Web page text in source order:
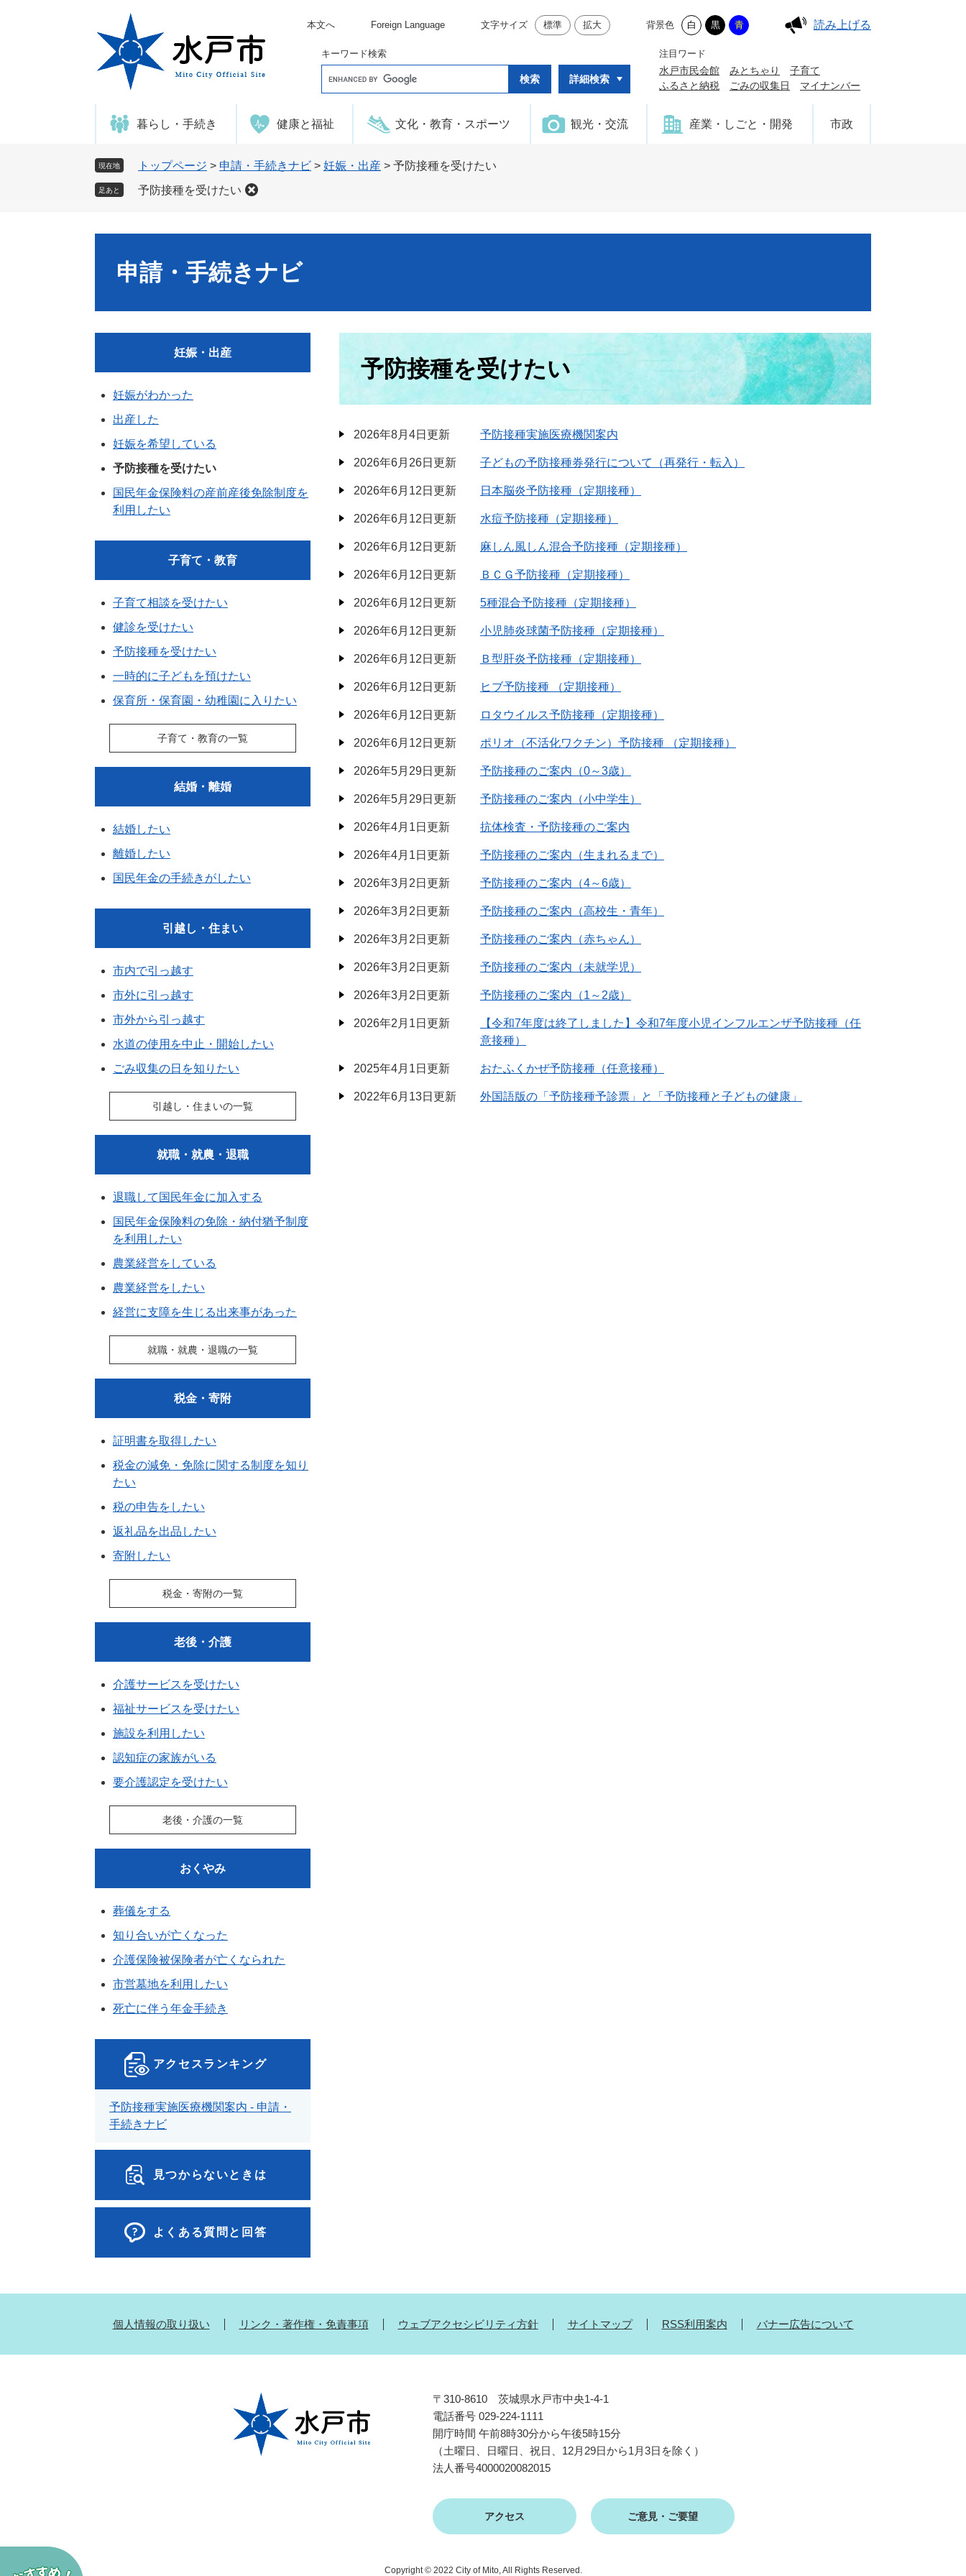
本文へ Foreign Language 文字サイズ 標準 拡大 背景色 白 黒 青 読み上げる
キーワード検索
o
e
タ
ム
詳細検索
注目ワード
水戸市民会館 みとちゃり
子育て
ふるさと納税
ごみの収集日 マイナンバー
暮らし・手続き 健康と福祉 文化・教育・スポーツ 観光・交流 産業・しごと・開発 市政
現在地 トップページ > 申請・手続きナビ > 妊娠・出産 > 予防接種を受けたい
足あと 予防接種を受けたい
申請・手続きナビ
予防接種を受けたい
2026年8月4日更新 予防接種実施医療機関案内
2026年6月26日更新 子どもの予防接種券発行について（再発行・転入）
2026年6月12日更新 日本脳炎予防接種（定期接種）
2026年6月12日更新 水痘予防接種（定期接種）
2026年6月12日更新 麻しん風しん混合予防接種（定期接種）
2026年6月12日更新 ＢＣＧ予防接種（定期接種）
2026年6月12日更新 5種混合予防接種（定期接種）
2026年6月12日更新 小児肺炎球菌予防接種（定期接種）
2026年6月12日更新 Ｂ型肝炎予防接種（定期接種）
2026年6月12日更新 ヒブ予防接種 （定期接種）
2026年6月12日更新 ロタウイルス予防接種（定期接種）
2026年6月12日更新 ポリオ（不活化ワクチン）予防接種 （定期接種）
2026年5月29日更新 予防接種のご案内（0～3歳）
2026年5月29日更新 予防接種のご案内（小中学生）
2026年4月1日更新 抗体検査・予防接種のご案内
2026年4月1日更新 予防接種のご案内（生まれるまで）
2026年3月2日更新 予防接種のご案内（4～6歳）
2026年3月2日更新 予防接種のご案内（高校生・青年）
2026年3月2日更新 予防接種のご案内（赤ちゃん）
2026年3月2日更新 予防接種のご案内（未就学児）
2026年3月2日更新 予防接種のご案内（1～2歳）
2026年2月1日更新
【令和7年度は終了しました】令和7年度小児インフルエンザ予防接種（任
意接種）
2025年4月1日更新 おたふくかぜ予防接種（任意接種）
2022年6月13日更新 外国語版の「予防接種予診票」と「予防接種と子どもの健康」
妊娠・出産
妊娠がわかった
出産した
妊娠を希望している
予防接種を受けたい
国民年金保険料の産前産後免除制度を
利用したい
子育て・教育
子育て相談を受けたい
健診を受けたい
予防接種を受けたい
一時的に子どもを預けたい
保育所・保育園・幼稚園に入りたい
子育て・教育の一覧
結婚・離婚
結婚したい
離婚したい
国民年金の手続きがしたい
引越し・住まい
市内で引っ越す
市外に引っ越す
市外から引っ越す
水道の使用を中止・開始したい
ごみ収集の日を知りたい
引越し・住まいの一覧
就職・就農・退職
退職して国民年金に加入する
国民年金保険料の免除・納付猶予制度
を利用したい
農業経営をしている
農業経営をしたい
経営に支障を生じる出来事があった
就職・就農・退職の一覧
税金・寄附
証明書を取得したい
税金の減免・免除に関する制度を知り
たい
税の申告をしたい
返礼品を出品したい
寄附したい
税金・寄附の一覧
老後・介護
介護サービスを受けたい
福祉サービスを受けたい
施設を利用したい
認知症の家族がいる
要介護認定を受けたい
老後・介護の一覧
おくやみ
葬儀をする
知り合いが亡くなった
介護保険被保険者が亡くなられた
市営墓地を利用したい
死亡に伴う年金手続き
アクセスランキング
予防接種実施医療機関案内 - 申請・
手続きナビ
見つからないときは
よくある質問と回答
個人情報の取り扱い リンク・著作権・免責事項 ウェブアクセシビリティ方針 サイトマップ RSS利用案内 バナー広告について
〒310-8610 茨城県水戸市中央1-4-1
電話番号 029-224-1111
開庁時間 午前8時30分から午後5時15分
（土曜日、日曜日、祝日、12月29日から1月3日を除く）
法人番号4000020082015
アクセス ご意見・ご要望
Copyright © 2022 City of Mito, All Rights Reserved.